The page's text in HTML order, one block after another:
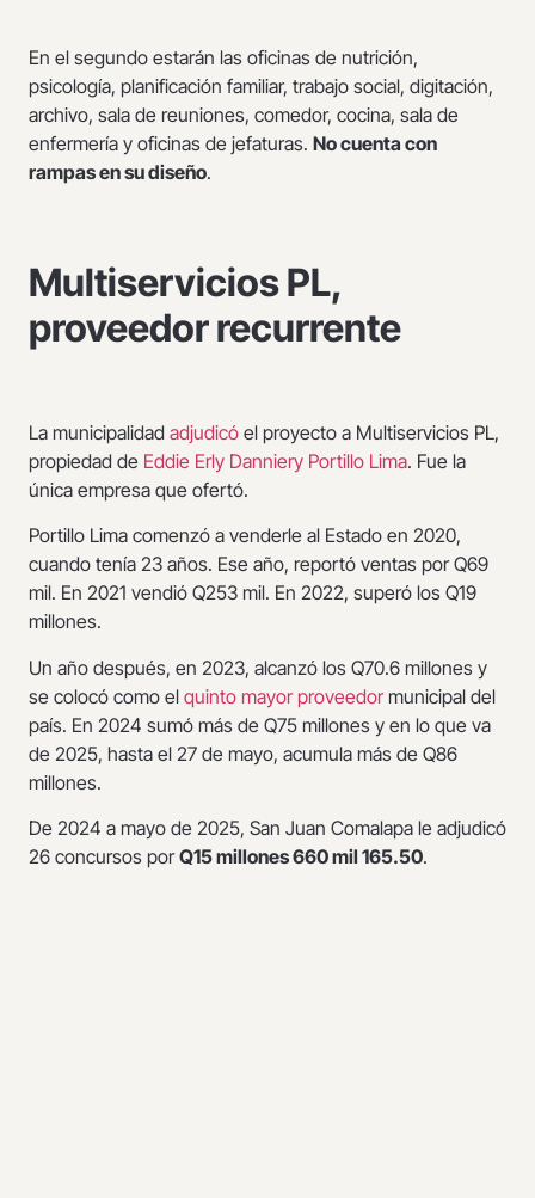
En el segundo estarán las oficinas de nutrición,
psicología, planificación familiar, trabajo social, digitación,
archivo, sala de reuniones, comedor, cocina, sala de
enfermería y oficinas de jefaturas. No cuenta con
rampas en su diseño.
Multiservicios PL,
proveedor recurrente
La municipalidad adjudicó el proyecto a Multiservicios PL,
propiedad de Eddie Erly Danniery Portillo Lima. Fue la
única empresa que ofertó.
Portillo Lima comenzó a venderle al Estado en 2020,
cuando tenía 23 años. Ese año, reportó ventas por Q69
mil. En 2021 vendió Q253 mil. En 2022, superó los Q19
millones.
Un año después, en 2023, alcanzó los Q70.6 millones y
se colocó como el quinto mayor proveedormunicipal del
país. En 2024 sumó más de Q75 millones y en lo que va
de 2025, hasta el 27 de mayo, acumula más de Q86
millones.
De 2024 a mayo de 2025, San Juan Comalapa le adjudicó
26 concursos porQ15 millones 660 mil 165.50.